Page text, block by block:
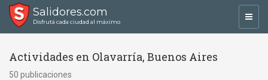
Salidores.com
Disfrutá cada ciudad al máximo
Actividades en Olavarría, Buenos Aires
50 publicaciones